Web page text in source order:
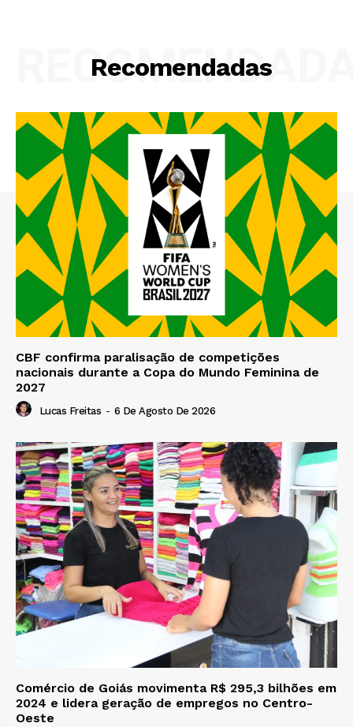
Recomendadas
CBF confirma paralisação de competições
nacionais durante a Copa do Mundo Feminina de
2027
Lucas Freitas - 6 De Agosto De 2026
Comércio de Goiás movimenta R$ 295,3 bilhões em
2024 e lidera geração de empregos no Centro-
Oeste